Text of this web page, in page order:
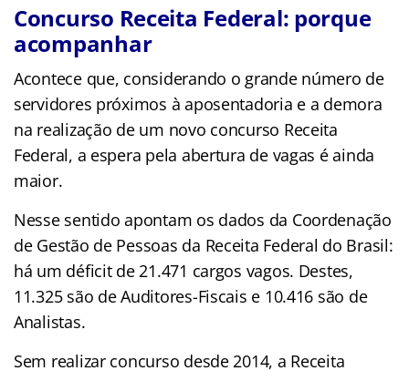
Concurso Receita Federal: porque
acompanhar
Acontece que, considerando o grande número de
servidores próximos à aposentadoria e a demora
na realização de um novo concurso Receita
Federal, a espera pela abertura de vagas é ainda
maior.
Nesse sentido apontam os dados da Coordenação
de Gestão de Pessoas da Receita Federal do Brasil:
há um déficit de 21.471 cargos vagos. Destes,
11.325 são de Auditores-Fiscais e 10.416 são de
Analistas.
Sem realizar concurso desde 2014, a Receita